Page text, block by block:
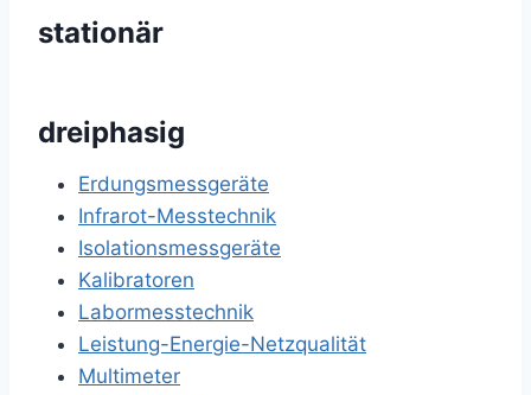
stationär
dreiphasig
Erdungsmessgeräte
Infrarot-Messtechnik
Isolationsmessgeräte
Kalibratoren
Labormesstechnik
Leistung-Energie-Netzqualität
Multimeter